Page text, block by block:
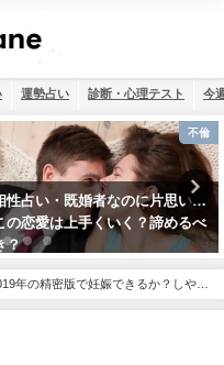
運勢占い 診断・心理テスト 今
不倫
性占い・既婚者なのに片思い…
の恋愛は上手くいく？諦めるべ
年の精密版で妊娠できるか？しやす